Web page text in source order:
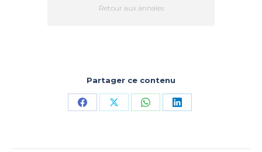
Retour aux annales
Partager ce contenu
PartagerPartagerPartagerPartager